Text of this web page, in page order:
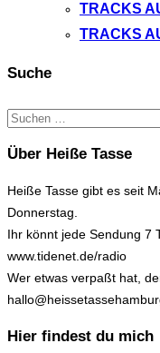
TRACKS
TRACKS
Suche
Suchen
nach:
Über Heiße Tasse
Heiße Tasse gibt es seit
Donnerstag.
Ihr könnt jede Sendung 7
www.tidenet.de/radio
Wer etwas verpaßt hat,
Hier findest du mich